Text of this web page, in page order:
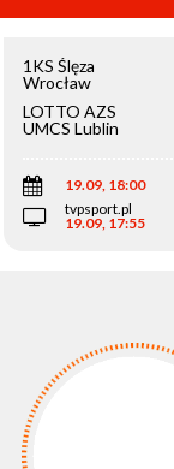
1KS Ślęza
Wrocław
LOTTO AZS
UMCS Lublin
19.09, 18:00
tvpsport.pl
19.09, 17:55